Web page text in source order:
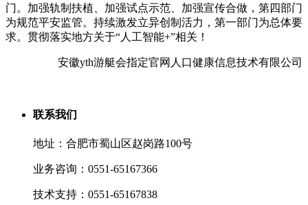
门。加强轨制扶植、加强试点示范、加强宣传合做，第四部门
为规范平安监管。持续激发立异创制活力，第一部门为总体要
求。贯彻落实地方关于“人工智能+”相关！
安徽yth游艇会指定官网人口健康信息技术有限公司
联系我们
地址：合肥市蜀山区赵岗路100号
业务咨询：0551-65167366
技术支持：0551-65167838